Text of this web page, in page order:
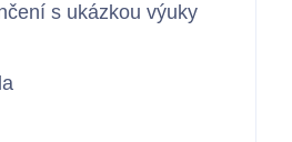
s ukázkou výuky